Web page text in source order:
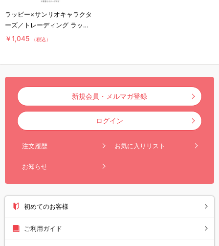
ラッピー×サンリオキャラクタ
ーズ／トレーディング ラッピ
ーカラビナ(全8種)
￥1,045 （税込）
新規会員・メルマガ登録
ログイン
注文履歴 お気に入りリスト
お知らせ
初めてのお客様
ご利用ガイド